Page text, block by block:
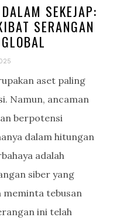
SEKEJAP:
SERANGAN
aset paling
Namun, ancaman
berpotensi
dalam hitungan
adalah
siber yang
meminta tebusan
ini telah